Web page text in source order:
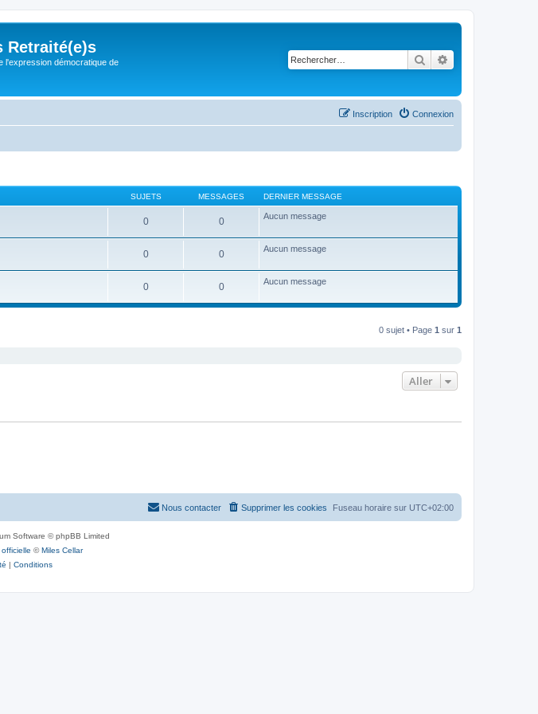
Retraité(e)s
l'expression démocratique de
Rechercher
Connexion
Inscription
SUJETS MESSAGES DERNIER MESSAGE
0 0 Aucun message
0 0 Aucun message
0 0 Aucun message
0 sujet • Page 1 sur 1
Aller
Fuseau horaire sur UTC+02:00
Supprimer les cookies
Nous contacter
Software © phpBB Limited
©Miles Cellar
| Conditions